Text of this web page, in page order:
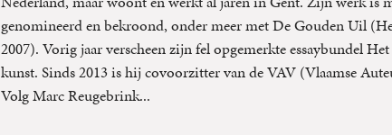
genomineerd en bekroond, onder meer met De Gouden Uil
2007). Vorig jaar verscheen zijn fel opgemerkte essaybundel
kunst. Sinds 2013 is hij covoorzitter van de VAV (Vlaamse
Volg Marc Reugebrink...